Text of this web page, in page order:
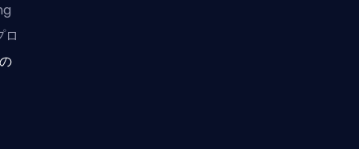
ロ